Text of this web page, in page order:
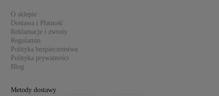
O sklepie
Dostawa i Płatność
Reklamacje i zwroty
Regulamin
Polityka bezpieczeństwa
Polityka prywatności
Blog
Metody dostawy